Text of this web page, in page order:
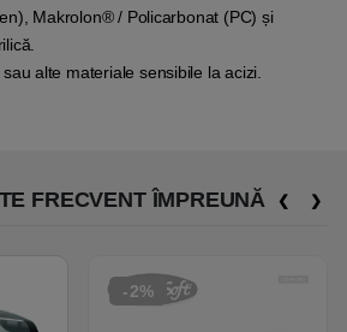
Makrolon® / Policarbonat (PC) și
alte materiale sensibile la acizi.
FRECVENT ÎMPREUNĂ
-2%